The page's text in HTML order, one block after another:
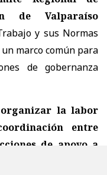
de Valparaíso
y sus Normas
marco común para
de gobernanza
organizar la labor
entre
de apoyo a